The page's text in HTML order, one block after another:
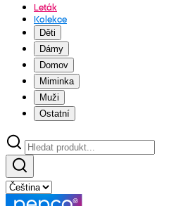
Leták
Kolekce
Děti
Dámy
Domov
Miminka
Muži
Ostatní